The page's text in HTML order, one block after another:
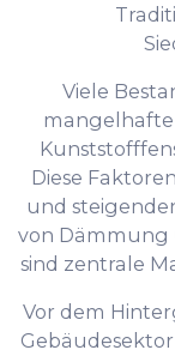
Viele
Diese
und
von Dämmung
sind zentrale
Vor dem